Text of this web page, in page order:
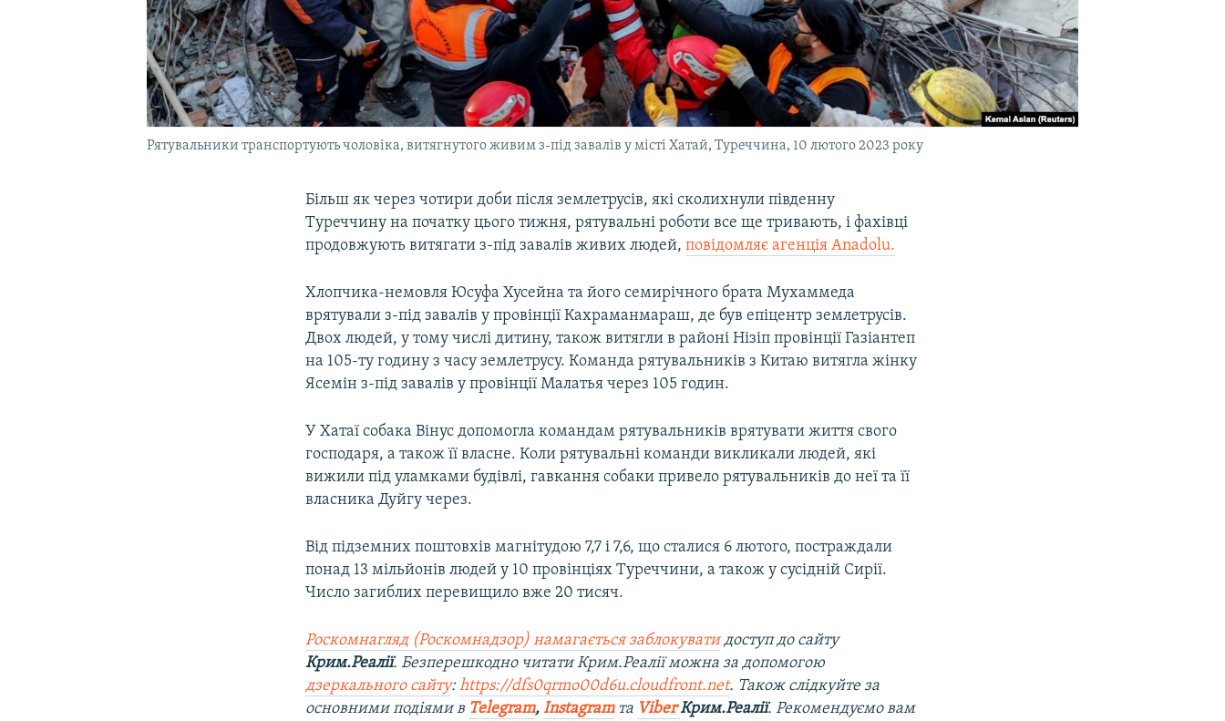
Рятувальники транспортують чоловіка, витягнутого живим з-під завалів у місті Хатай, Туреччина, 10 лютого 2023 року
Більш як через чотири доби після землетрусів, які сколихнули південну
Туреччину на початку цього тижня, рятувальні роботи все ще тривають, і фахівці
продовжують витягати з-під завалів живих людей,повідомляє агенція Anadolu.
Хлопчика-немовля Юсуфа Хусейна та його семирічного брата Мухаммеда
врятували з-під завалів у провінції Кахраманмараш, де був епіцентр землетрусів.
Двох людей, у тому числі дитину, також витягли в районі Нізіп провінції Газіантеп
на 105-ту годину з часу землетрусу. Команда рятувальників з Китаю витягла жінку
Ясемін з-під завалів у провінції Малатья через 105 годин.
У Хатаї собака Вінус допомогла командам рятувальників врятувати життя свого
господаря, а також її власне. Коли рятувальні команди викликали людей, які
вижили під уламками будівлі, гавкання собаки привело рятувальників до неї та її
власника Дуйгу через.
Від підземних поштовхів магнітудою 7,7 і 7,6, що сталися 6 лютого, постраждали
понад 13 мільйонів людей у 10 провінціях Туреччини, а також у сусідній Сирії.
Число загиблих перевищило вже 20 тисяч.
Роскомнагляд (Роскомнадзор) намагається заблокуватидоступ до сайту
Крим.Реалії. Безперешкодно читати Крим.Реалії можна за допомогою
дзеркального сайту:https://dfs0qrmo00d6u.cloudfront.net. Також слідкуйте за
основними подіями в Telegram,Instagramта ViberКрим.Реалії. Рекомендуємо вам